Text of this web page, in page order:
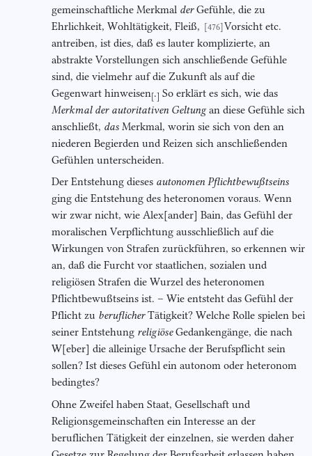
gemeinschaftliche Merkmal derGefühle, die zu
Ehrlichkeit, Wohltätigkeit, Fleiß,
[476] Vorsicht etc.
antreiben, ist dies, daß es lauter komplizierte, an
abstrakte Vorstellungen sich anschließende Gefühle
sind, die vielmehr auf die Zukunft als auf die
Gegenwart hinweisen . So erklärt es sich, wie das
Merkmal der autoritativen Geltungan diese Gefühle sich
anschließt, das Merkmal, worin sie sich von den an
niederen Begierden und Reizen sich anschließenden
Gefühlen unterscheiden.
Der Entstehung dieses autonomen Pflichtbewußtseins
ging die Entstehung des heteronomen voraus. Wenn
wir zwar nicht, wie Alex[ander] Bain, das Gefühl der
moralischen Verpflichtung ausschließlich auf die
Wirkungen von Strafen zurückführen, so erkennen wir
an, daß die Furcht vor staatlichen, sozialen und
religiösen Strafen die Wurzel des heteronomen
Pflichtbewußtseins ist. – Wie entsteht das Gefühl der
Pflicht zu beruflicherTätigkeit? Welche Rolle spielen bei
seiner Entstehung religiöseGedankengänge, die nach
W[eber] die alleinige Ursache der Berufspflicht sein
sollen? Ist dieses Gefühl ein autonom oder heteronom
bedingtes?
Ohne Zweifel haben Staat, Gesellschaft und
Religionsgemeinschaften ein Interesse an der
beruflichen Tätigkeit der einzelnen, sie werden daher